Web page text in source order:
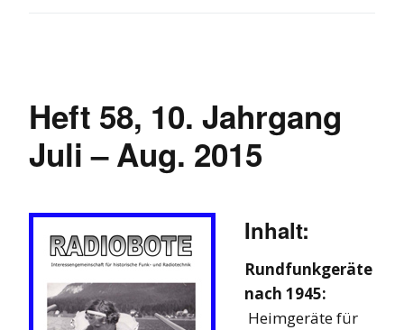
Heft 58, 10. Jahrgang
Juli – Aug. 2015
Inhalt:
Rundfunkgeräte
nach 1945:
Heimgeräte für